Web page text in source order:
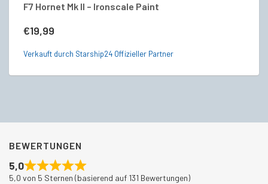
F7 Hornet Mk II – Ironscale Paint
€19,99
Verkauft durch Starship24 Offizieller Partner
BEWERTUNGEN
5,0
5,0 von 5 Sternen (basierend auf 131 Bewertungen)